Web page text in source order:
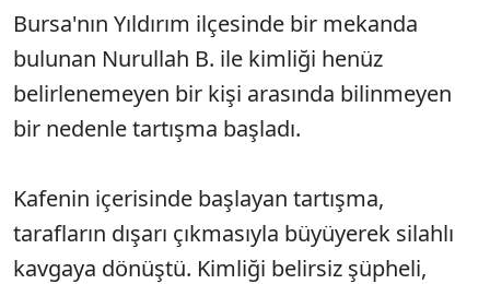
Bursa'nın Yıldırım ilçesinde bir mekanda
bulunan Nurullah B. ile kimliği henüz
belirlenemeyen bir kişi arasında bilinmeyen
bir nedenle tartışma başladı.
Kafenin içerisinde başlayan tartışma,
tarafların dışarı çıkmasıyla büyüyerek silahlı
kavgaya dönüştü. Kimliği belirsiz şüpheli,